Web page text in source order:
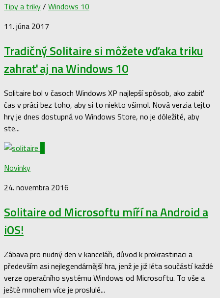
Tipy a triky/ Windows 10
11. júna 2017
Tradičný Solitaire si môžete vďaka triku
zahrať aj na Windows 10
Solitaire bol v časoch Windows XP najlepší spôsob, ako zabiť
čas v práci bez toho, aby si to niekto všimol. Nová verzia tejto
hry je dnes dostupná vo Windows Store, no je dôležité, aby
ste...
Novinky
24. novembra 2016
Solitaire od Microsoftu míří na Android a
iOS!
Zábava pro nudný den v kanceláři, důvod k prokrastinaci a
především asi nejlegendárnější hra, jenž je již léta součástí každé
verze operačního systému Windows od Microsoftu. To vše a
ještě mnohem více je proslulé...